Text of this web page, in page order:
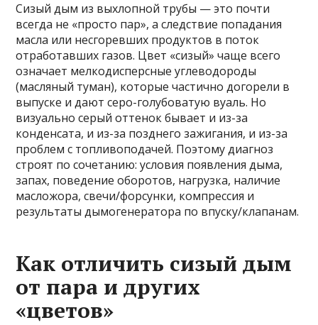
Сизый дым из выхлопной трубы — это почти
всегда не «просто пар», а следствие попадания
масла или несгоревших продуктов в поток
отработавших газов. Цвет «сизый» чаще всего
означает мелкодисперсные углеводороды
(масляный туман), которые частично догорели в
выпуске и дают серо-голубоватую вуаль. Но
визуально серый оттенок бывает и из-за
конденсата, и из-за позднего зажигания, и из-за
проблем с топливоподачей. Поэтому диагноз
строят по сочетанию: условия появления дыма,
запах, поведение оборотов, нагрузка, наличие
масложора, свечи/форсунки, компрессия и
результаты дымогенератора по впуску/клапанам.
Как отличить сизый дым
от пара и других
«цветов»